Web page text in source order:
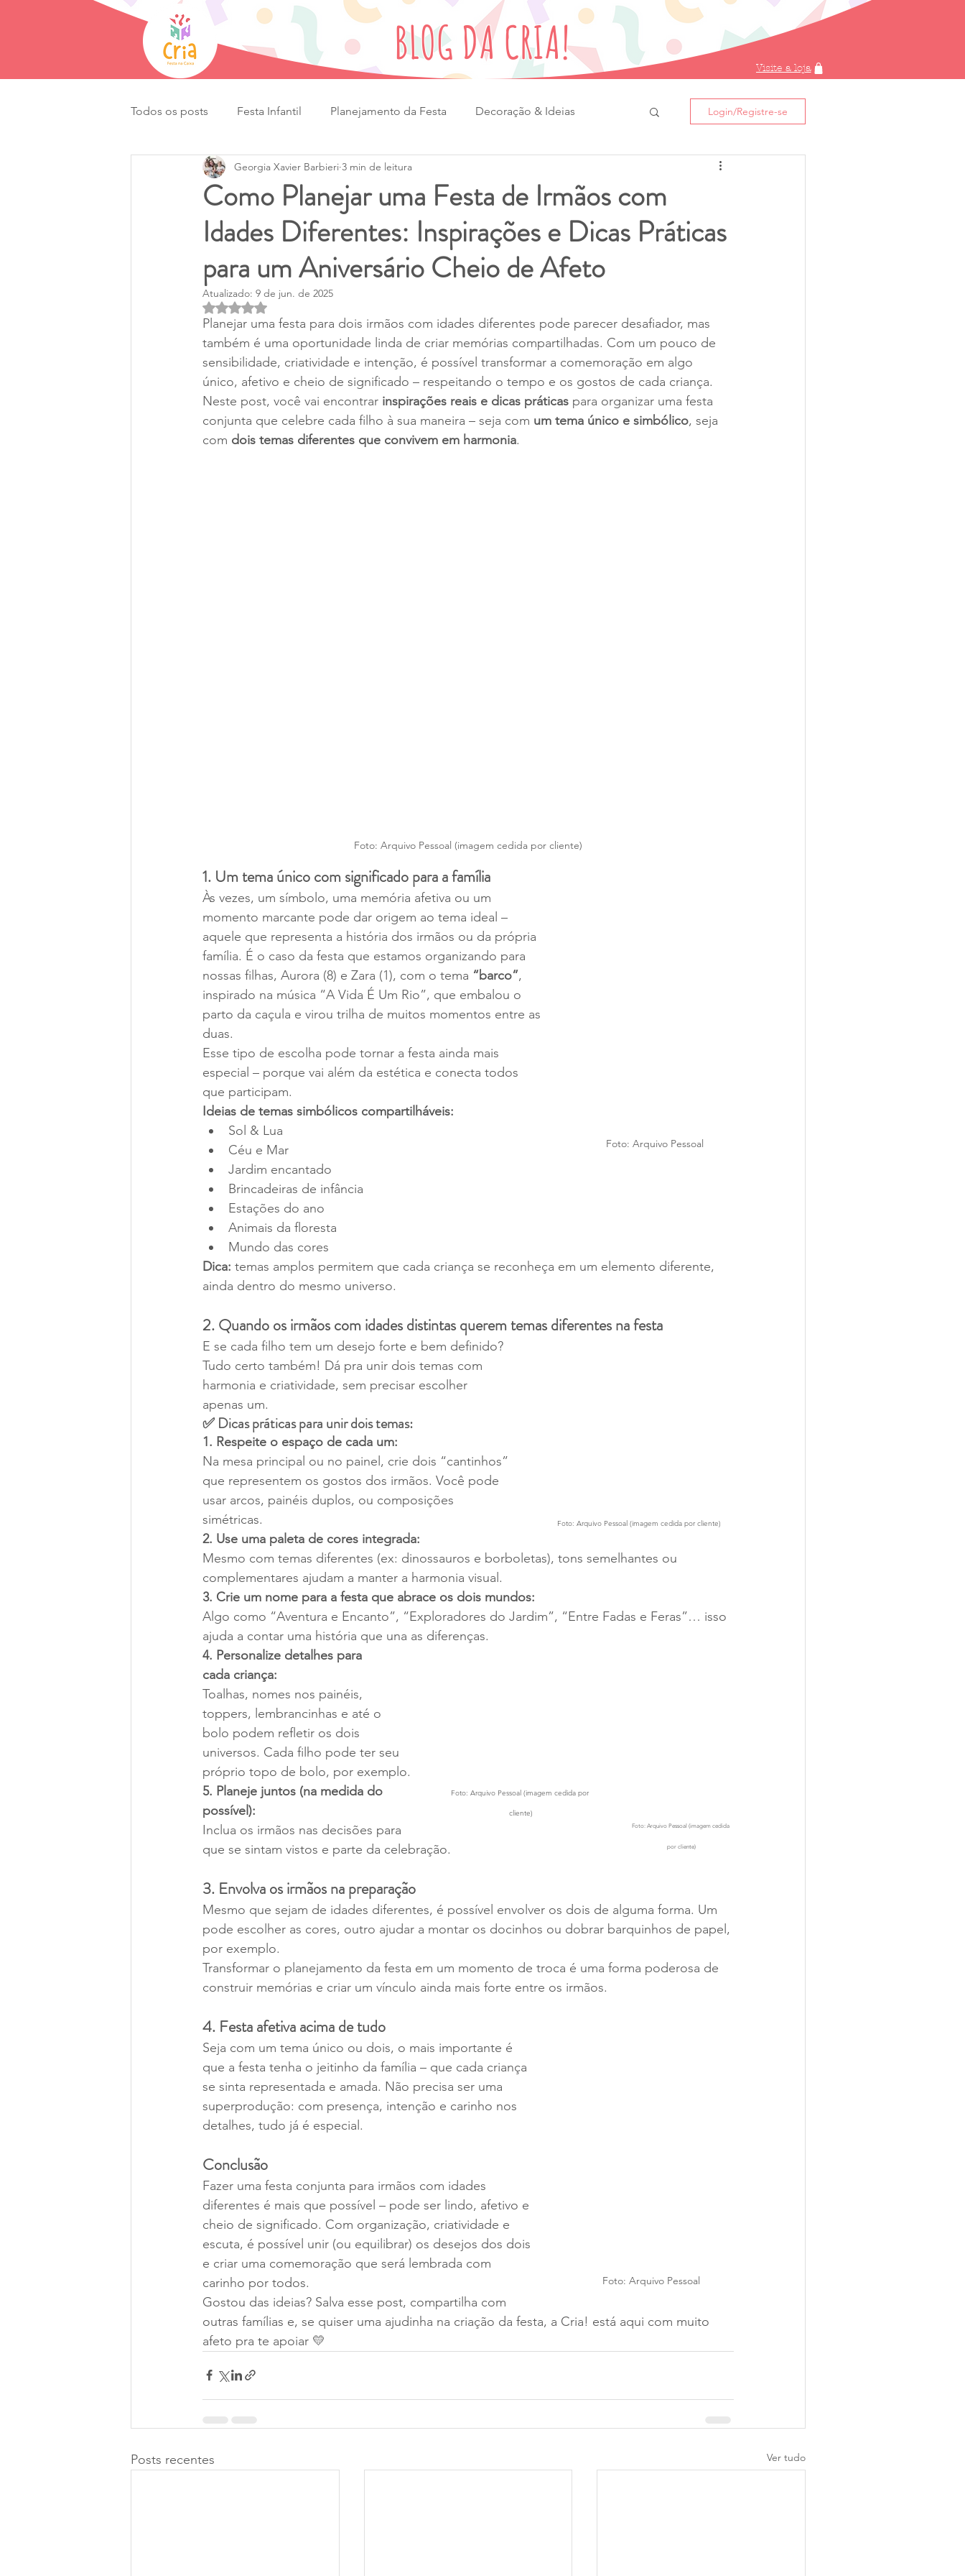
BLOG DA CRIA! Visite a loja
Todos os posts Festa Infantil Planejamento da Festa Decoração & Ideias
Comidas & Bebidas Lembrancinhas Brincadeiras & Atividades
Datas Comemorativas Memórias Afetivas Biblioteca da Cria!
Login/Registre-se
Como Planejar uma Festa de Irmãos com
Idades Diferentes: Inspirações e Dicas Práticas
para um Aniversário Cheio de Afeto
Georgia Xavier Barbieri 3 min de leitura
Atualizado: 9 de jun. de 2025
Avaliado com NaN de 5 estrelas.
Planejar uma festa para dois irmãos com idades diferentes pode parecer desafiador, mas
também é uma oportunidade linda de criar memórias compartilhadas. Com um pouco de
sensibilidade, criatividade e intenção, é possível transformar a comemoração em algo
único, afetivo e cheio de significado – respeitando o tempo e os gostos de cada criança.
Neste post, você vai encontrar inspirações reais e dicas práticas para organizar uma festa
conjunta que celebre cada filho à sua maneira – seja com um tema único e simbólico, seja
com dois temas diferentes que convivem em harmonia.
Foto: Arquivo Pessoal (imagem cedida por cliente)
1. Um tema único com significado para a família
Foto: Arquivo Pessoal
Às vezes, um símbolo, uma memória afetiva ou um
momento marcante pode dar origem ao tema ideal –
aquele que representa a história dos irmãos ou da própria
família. É o caso da festa que estamos organizando para
nossas filhas, Aurora (8) e Zara (1), com o tema “barco”,
inspirado na música “A Vida É Um Rio”, que embalou o
parto da caçula e virou trilha de muitos momentos entre as
duas.
Esse tipo de escolha pode tornar a festa ainda mais
especial – porque vai além da estética e conecta todos
que participam.
Ideias de temas simbólicos compartilháveis:
Sol & Lua
Céu e Mar
Jardim encantado
Brincadeiras de infância
Estações do ano
Animais da floresta
Mundo das cores
Dica: temas amplos permitem que cada criança se reconheça em um elemento diferente,
ainda dentro do mesmo universo.
2. Quando os irmãos com idades distintas querem temas diferentes na festa
Foto: Arquivo Pessoal (imagem cedida por cliente)
E se cada filho tem um desejo forte e bem definido?
Tudo certo também! Dá pra unir dois temas com
harmonia e criatividade, sem precisar escolher
apenas um.
✅ Dicas práticas para unir dois temas:
1. Respeite o espaço de cada um:
Na mesa principal ou no painel, crie dois “cantinhos”
que representem os gostos dos irmãos. Você pode
usar arcos, painéis duplos, ou composições
simétricas.
2. Use uma paleta de cores integrada:
Mesmo com temas diferentes (ex: dinossauros e borboletas), tons semelhantes ou
complementares ajudam a manter a harmonia visual.
3. Crie um nome para a festa que abrace os dois mundos:
Algo como “Aventura e Encanto”, “Exploradores do Jardim”, “Entre Fadas e Feras”… isso
ajuda a contar uma história que una as diferenças.
Foto: Arquivo Pessoal (imagem cedida
por cliente)
4. Personalize detalhes para
Foto: Arquivo Pessoal (imagem cedida por
cliente)
cada criança:
Toalhas, nomes nos painéis,
toppers, lembrancinhas e até o
bolo podem refletir os dois
universos. Cada filho pode ter seu
próprio topo de bolo, por exemplo.
5. Planeje juntos (na medida do
possível):
Inclua os irmãos nas decisões para
que se sintam vistos e parte da celebração.
3. Envolva os irmãos na preparação
Mesmo que sejam de idades diferentes, é possível envolver os dois de alguma forma. Um
pode escolher as cores, outro ajudar a montar os docinhos ou dobrar barquinhos de papel,
por exemplo.
Transformar o planejamento da festa em um momento de troca é uma forma poderosa de
construir memórias e criar um vínculo ainda mais forte entre os irmãos.
4. Festa afetiva acima de tudo
Foto: Arquivo Pessoal
Seja com um tema único ou dois, o mais importante é
que a festa tenha o jeitinho da família – que cada criança
se sinta representada e amada. Não precisa ser uma
superprodução: com presença, intenção e carinho nos
detalhes, tudo já é especial.
Conclusão
Fazer uma festa conjunta para irmãos com idades
diferentes é mais que possível – pode ser lindo, afetivo e
cheio de significado. Com organização, criatividade e
escuta, é possível unir (ou equilibrar) os desejos dos dois
e criar uma comemoração que será lembrada com
carinho por todos.
Gostou das ideias? Salva esse post, compartilha com
outras famílias e, se quiser uma ajudinha na criação da festa, a Cria! está aqui com muito
afeto pra te apoiar 💛
Posts recentes Ver tudo